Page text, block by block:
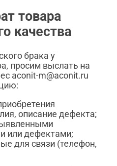
товара
качества
брака у
просим выслать на
aconit-m@aconit.ru
описание дефекта;
или дефектами;
для связи (телефон,